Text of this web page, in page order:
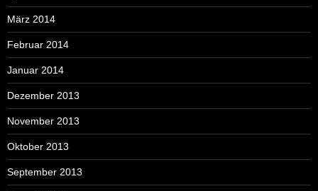
März 2014
Februar 2014
Januar 2014
Dezember 2013
November 2013
Oktober 2013
September 2013